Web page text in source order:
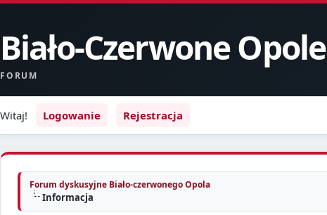
Biało-Czerwone Opole
FORUM
Witaj! Logowanie Rejestracja
Forum dyskusyjne Biało-czerwonego Opola
Informacja